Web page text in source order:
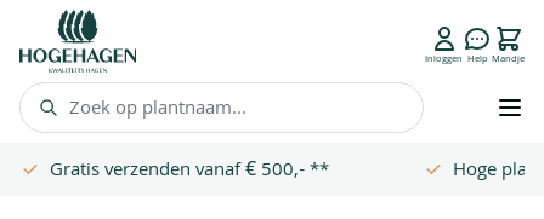
FAQ
Zoek op plantnaam...
Inloggen Help Mandje
Gratis verzenden vanaf € 500,- ** Hoge